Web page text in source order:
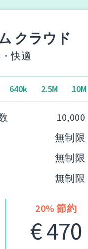
クラウド
快適
640k 2.5M 10M
10,000
無制限
無制限
無制限
20% 節約
€ 470